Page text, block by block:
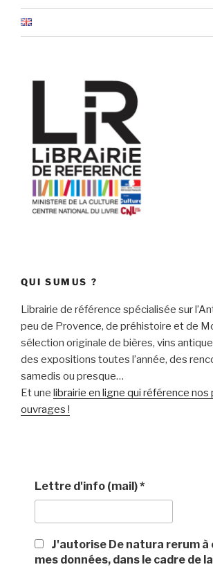
QUI SUMUS ?
Librairie de référence spécialisée sur
peu de Provence, de préhistoire et de
sélection originale de bières, vins
des expositions toutes l’année, des
samedis ou presque…
Et une librairie en ligne qui référence
ouvrages !
Lettre d'info (mail)*
J'autorise De natura rerum à
mes données, dans le cadre de